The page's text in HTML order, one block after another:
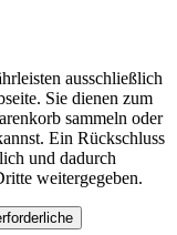
ausschließlich
Sie dienen zum
sammeln oder
Ein Rückschluss
und dadurch
weitergegeben.